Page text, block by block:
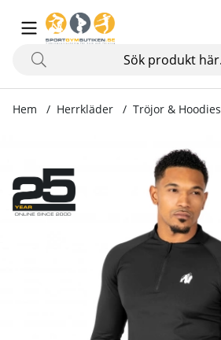
Hem Herrkläder Tröjor & Hoodies